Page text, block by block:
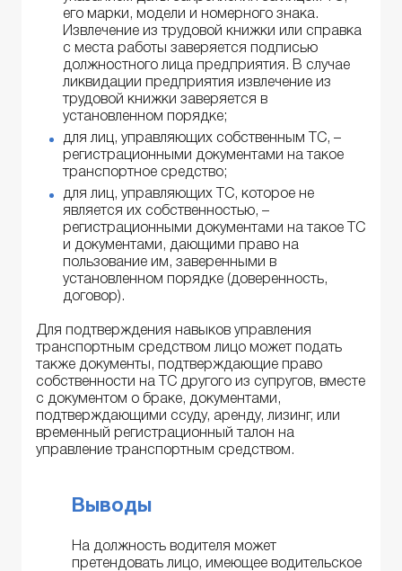
его марки, модели и номерного знака.
Извлечение из трудовой книжки или справка
с места работы заверяется подписью
должностного лица предприятия. В случае
ликвидации предприятия извлечение из
трудовой книжки заверяется в
установленном порядке;
для лиц, управляющих собственным ТС, –
регистрационными документами на такое
транспортное средство;
для лиц, управляющих ТС, которое не
является их собственностью, –
регистрационными документами на такое ТС
и документами, дающими право на
пользование им, заверенными в
установленном порядке (доверенность,
договор).
Для подтверждения навыков управления
транспортным средством лицо может подать
также документы, подтверждающие право
собственности на ТС другого из супругов, вместе
с документом о браке, документами,
подтверждающими ссуду, аренду, лизинг, или
временный регистрационный талон на
управление транспортным средством.
Выводы
На должность водителя может
претендовать лицо, имеющее водительское